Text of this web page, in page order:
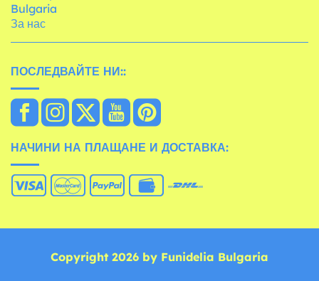
Bulgaria
За нас
ПОСЛЕДВАЙТЕ НИ::
НАЧИНИ НА ПЛАЩАНЕ И ДОСТАВКА:
Copyright 2026 by Funidelia Bulgaria